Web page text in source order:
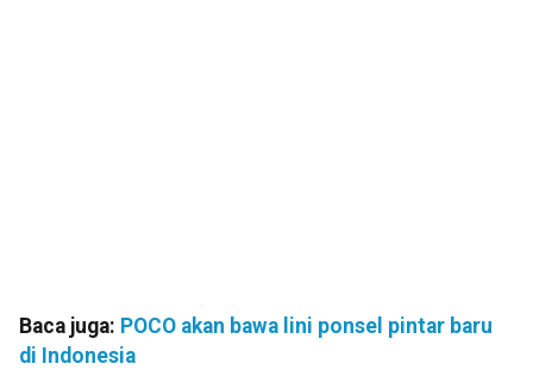
Baca juga: POCO akan bawa lini ponsel pintar baru
di Indonesia